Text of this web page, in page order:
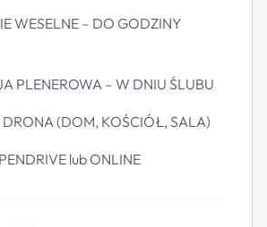
WESELNE – DO GODZINY
PLENEROWA – W DNIU ŚLUBU
DRONA (DOM, KOŚCIÓŁ, SALA)
lub ONLINE